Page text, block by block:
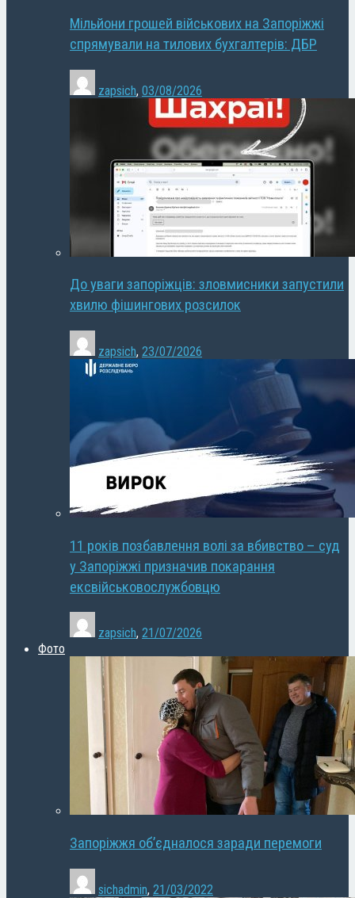
Мільйони грошей військових на Запоріжжі
спрямували на тилових бухгалтерів: ДБР
zapsich, 03/08/2026
До уваги запоріжців: зловмисники запустили
хвилю фішингових розсилок
zapsich, 23/07/2026
11 років позбавлення волі за вбивство – суд
у Запоріжжі призначив покарання
ексвійськовослужбовцю
zapsich, 21/07/2026
Фото
Запоріжжя об’єдналося заради перемоги
sichadmin, 21/03/2022